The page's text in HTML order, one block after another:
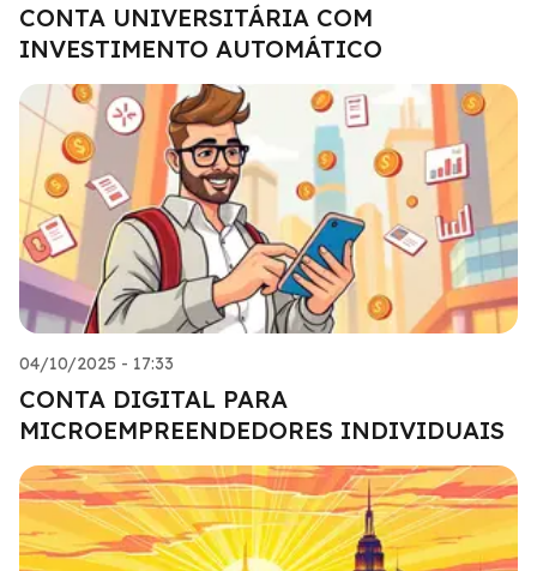
CONTA UNIVERSITÁRIA COM
INVESTIMENTO AUTOMÁTICO
04/10/2025 - 17:33
CONTA DIGITAL PARA
MICROEMPREENDEDORES INDIVIDUAIS